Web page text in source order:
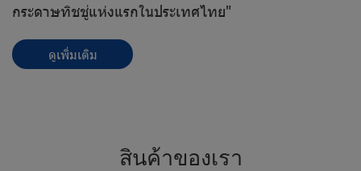
กระดาษทิชชู่แห่งแรกในประเทศไทย"
ดูเพิ่มเติม
สินค้าของเรา